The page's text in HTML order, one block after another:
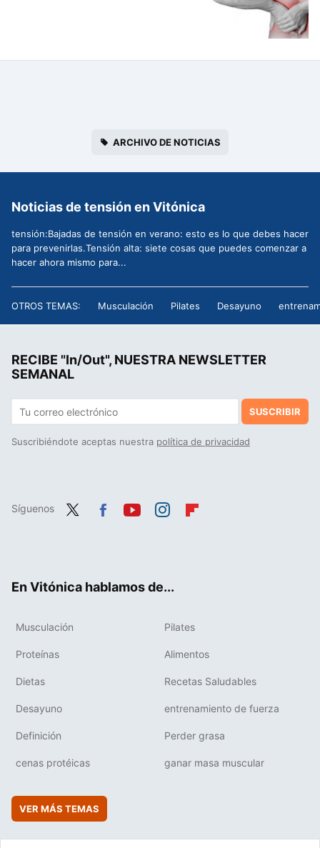
ARCHIVO DE NOTICIAS
Noticias de tensión en Vitónica
tensión:Bajadas de tensión en verano: esto es lo que debes hacer
para prevenirlas.Tensión alta: siete cosas que puedes comenzar a
hacer ahora mismo para...
OTROS TEMAS: Musculación Pilates Desayuno
RECIBE "In/Out", NUESTRA NEWSLETTER
SEMANAL
SUSCRIBIR
Suscribiéndote aceptas nuestra política de privacidad
Síguenos
En Vitónica hablamos de...
Musculación Pilates
Proteínas Alimentos
Dietas Recetas Saludables
Desayuno entrenamiento de fuerza
Definición Perder grasa
cenas protéicas ganar masa muscular
VER MÁS TEMAS